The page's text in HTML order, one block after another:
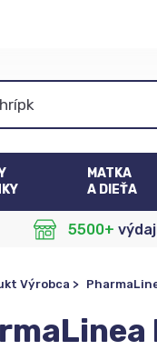
MATKA
A DIEŤA
5500+
Výrobca >